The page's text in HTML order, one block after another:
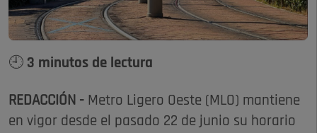
🕘 3 minutos de lectura
REDACCIÓN - Metro Ligero Oeste (MLO) mantiene
en vigor desde el pasado 22 de junio su horario